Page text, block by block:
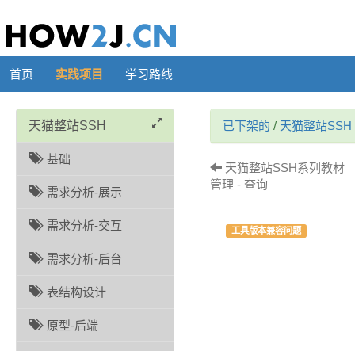
首页 实践项目 学习路线
天猫整站SSH
基础
需求分析-展示
需求分析-交互
需求分析-后台
表结构设计
原型-后端
已下架的 / 天猫整站SSH
天猫整站SSH系列教材
管理 - 查询
工具版本兼容问题